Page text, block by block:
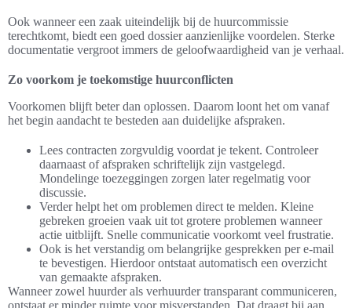
Ook wanneer een zaak uiteindelijk bij de huurcommissie
terechtkomt, biedt een goed dossier aanzienlijke voordelen. Sterke
documentatie vergroot immers de geloofwaardigheid van je verhaal.
Zo voorkom je toekomstige huurconflicten
Voorkomen blijft beter dan oplossen. Daarom loont het om vanaf
het begin aandacht te besteden aan duidelijke afspraken.
Lees contracten zorgvuldig voordat je tekent. Controleer
daarnaast of afspraken schriftelijk zijn vastgelegd.
Mondelinge toezeggingen zorgen later regelmatig voor
discussie.
Verder helpt het om problemen direct te melden. Kleine
gebreken groeien vaak uit tot grotere problemen wanneer
actie uitblijft. Snelle communicatie voorkomt veel frustratie.
Ook is het verstandig om belangrijke gesprekken per e-mail
te bevestigen. Hierdoor ontstaat automatisch een overzicht
van gemaakte afspraken.
Wanneer zowel huurder als verhuurder transparant communiceren,